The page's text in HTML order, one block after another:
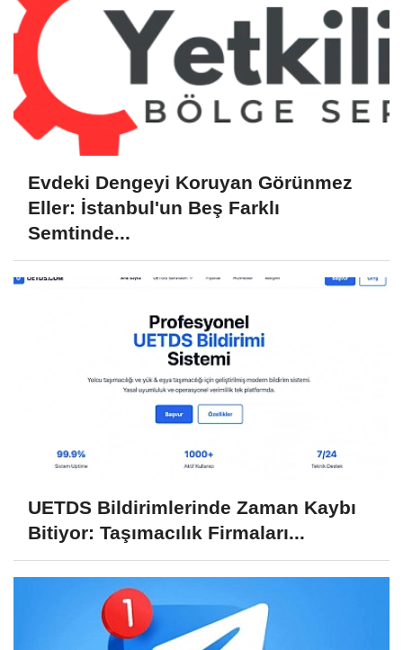
Evdeki Dengeyi Koruyan Görünmez
Eller: İstanbul'un Beş Farklı
Semtinde...
UETDS Bildirimlerinde Zaman Kaybı
Bitiyor: Taşımacılık Firmaları...